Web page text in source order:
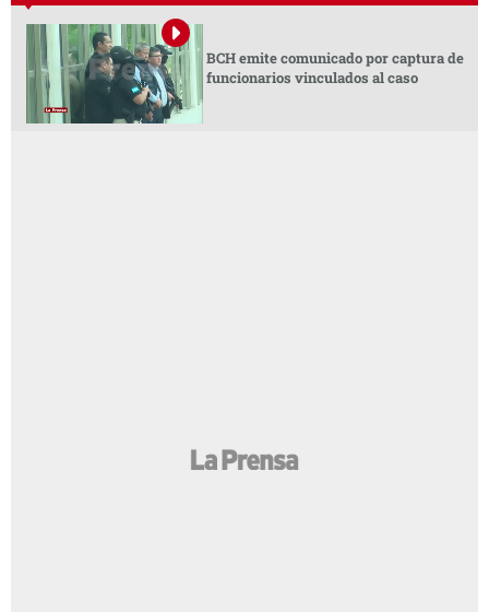
BCH emite comunicado por captura de
funcionarios vinculados al caso